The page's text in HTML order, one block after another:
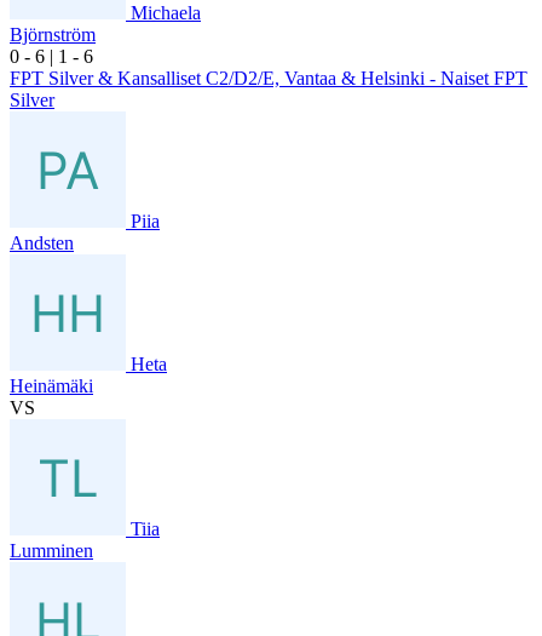
Michaela
Björnström
0 - 6 | 1 - 6
FPT Silver & Kansalliset C2/D2/E, Vantaa & Helsinki - Naiset FPT
Silver
Piia
Andsten
Heta
Heinämäki
VS
Tiia
Lumminen